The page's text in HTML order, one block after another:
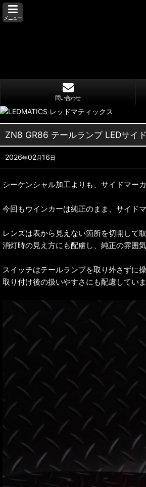
メニュー
問い合わせ
ZN8 GR86 テールランプ LEDサイ
2026年02月 16 日
シーケンシャル加工よりも、サイドマー
今回もウインカーは純正のまま、サイド
レンズは表から見えない箇所を切開して
消灯時の見え方にも配慮し、純正の雰囲
スイッチはテールランプを取り外さずに
取り付け後の扱いやすさにも配慮していま